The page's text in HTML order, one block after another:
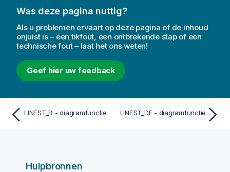
Was deze pagina nuttig?
Als u problemen ervaart op deze pagina of de inhoud
onjuist is – een tikfout, een ontbrekende stap of een
technische fout – laat het ons weten!
Geef hier uw feedback
LINEST_B - diagramfunctie LINEST_DF - diagramfunctie
Hulpbronnen